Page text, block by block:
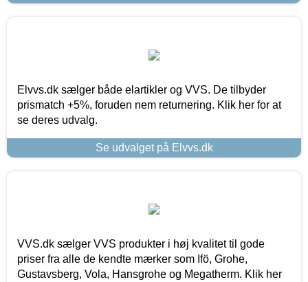
Elvvs.dk sælger både elartikler og VVS. De tilbyder
prismatch +5%, foruden nem returnering. Klik her for at
se deres udvalg.
Se udvalget på Elvvs.dk
VVS.dk sælger VVS produkter i høj kvalitet til gode
priser fra alle de kendte mærker som Ifö, Grohe,
Gustavsberg, Vola, Hansgrohe og Megatherm. Klik her